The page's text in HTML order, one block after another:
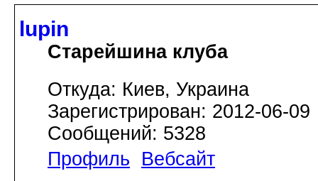
lupin
Старейшина клуба
Откуда: Киев, Украина
Зарегистрирован: 2012-06-09
Сообщений: 5328
Профиль
Вебсайт